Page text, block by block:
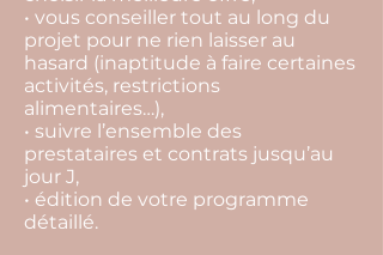
• vous conseiller tout au long du
projet pour ne rien laisser au
hasard (inaptitude à faire certaines
activités, restrictions
alimentaires…),
• suivre l’ensemble des
prestataires et contrats jusqu’au
jour J,
• édition de votre programme
détaillé.